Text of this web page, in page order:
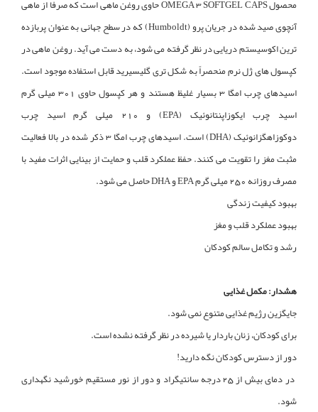
محصول OMEGA 3 SOFTGEL CAPS حاوی روغن ماهی است که صرفا از ماهی
آنچوی صید شده در جریان پرو (Humboldt) که در سطح جهانی به عنوان پربازده
ترین اکوسیستم دریایی در نظر گرفته می شود، به دست می آید. روغن ماهی در
کپسول های ژل نرم منحصراً به شکل تری گلیسیرید قابل استفاده موجود است.
اسیدهای چرب امگا 3 بسیار غلیظ هستند و هر کپسول حاوی 301 میلی گرم
اسید چرب ایکوزاپنتانوئیک (EPA) و 210 میلی گرم اسید چرب
دوکوزاهگزانوئیک (DHA) است. اسیدهای چرب امگا 3 ذکر شده در بالا فعالیت
مثبت مغز را تقویت می کنند. حفظ عملکرد قلب و حمایت از بینایی اثرات مفید با
مصرف روزانه 250 میلی گرم EPA و DHA حاصل می شود.
بهبود کیفیت زندگی
بهبود عملکرد قلب و مغز
رشد و تکامل سالم کودکان
هشدار: مکمل غذایی
جایگزین رژیم غذایی متنوع نمی شود.
برای کودکان، زنان باردار یا شیرده در نظر گرفته نشده است.
دور از دسترس کودکان نگه دارید!
در دمای بیش از 25 درجه سانتیگراد و دور از نور مستقیم خورشید نگهداری
شود.